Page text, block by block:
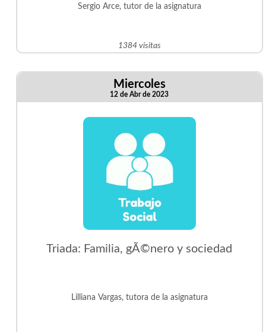
Sergio Arce, tutor de la asignatura
1384 visitas
Miercoles
12 de Abr de 2023
Triada: Familia, gÃ©nero y sociedad
Lilliana Vargas, tutora de la asignatura